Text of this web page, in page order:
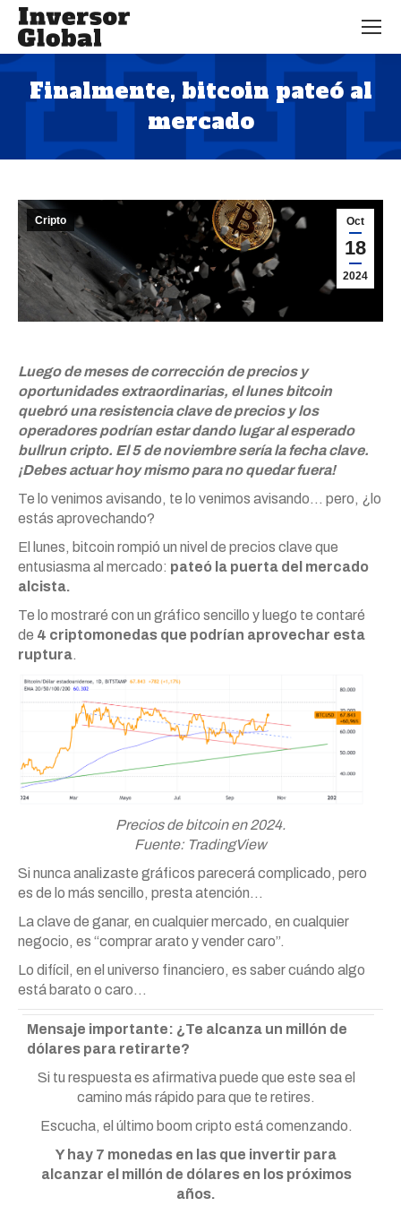
Finalmente, bitcoin pateó al
mercado
Estás aquí:
Oct
18
2024
Cripto
Luego de meses de corrección de precios y
oportunidades extraordinarias, el lunes bitcoin
quebró una resistencia clave de precios y los
operadores podrían estar dando lugar al esperado
bullrun cripto. El 5 de noviembre sería la fecha clave.
¡Debes actuar hoy mismo para no quedar fuera!
Te lo venimos avisando, te lo venimos avisando… pero, ¿lo
estás aprovechando?
El lunes, bitcoin rompió un nivel de precios clave que
entusiasma al mercado: pateó la puerta del mercado
alcista.
Te lo mostraré con un gráfico sencillo y luego te contaré
de 4 criptomonedas que podrían aprovechar esta
ruptura.
Precios de bitcoin en 2024.
Fuente: TradingView
Si nunca analizaste gráficos parecerá complicado, pero
es de lo más sencillo, presta atención…
La clave de ganar, en cualquier mercado, en cualquier
negocio, es “comprar arato y vender caro”.
Lo difícil, en el universo financiero, es saber cuándo algo
está barato o caro…
Mensaje importante: ¿Te alcanza un millón de
dólares para retirarte?
Si tu respuesta es afirmativa puede que este sea el
camino más rápido para que te retires.
Escucha, el último boom cripto está comenzando.
Y hay 7 monedas en las que invertir para
alcanzar el millón de dólares en los próximos
años.